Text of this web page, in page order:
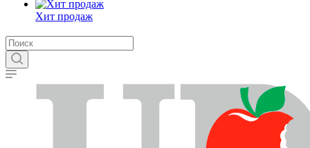
Хит продаж